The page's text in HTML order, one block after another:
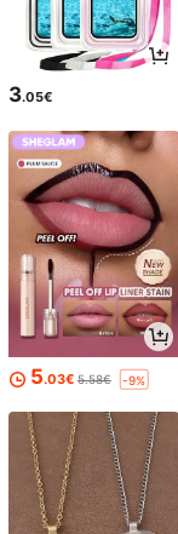
3.05€
5.03€ 5.58€ -9%